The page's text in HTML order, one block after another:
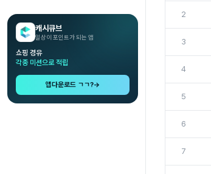
캐시큐브
일상이 포인트가 되는 앱
쇼핑 경유
각종 미션으로 적립
앱다운로드 ㄱㄱ?→
2
3
4
5
6
7